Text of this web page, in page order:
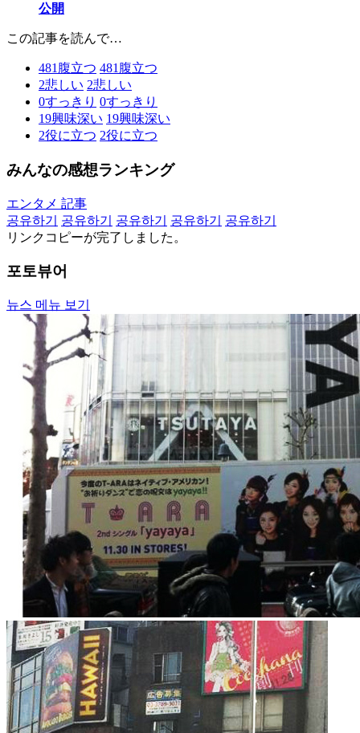
公開
この記事を読んで…
481 腹立つ 481 腹立つ
2悲しい 2悲しい
0すっきり 0すっきり
19興味深い 19興味深い
2役に立つ 2役に立つ
みんなの感想ランキング
エンタメ 記事
공유하기
공유하기 공유하기 공유하기
공유하기
リンクコピーが完了しました。
포토뷰어
뉴스 메뉴 보기